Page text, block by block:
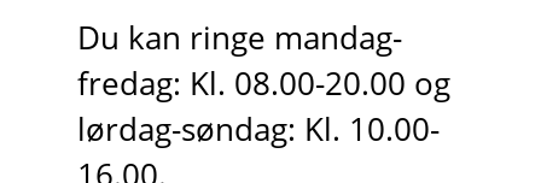
Du kan ringe mandag-
fredag: Kl. 08.00-20.00 og
lørdag-søndag: Kl. 10.00-